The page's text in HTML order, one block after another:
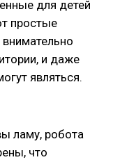
для детей
простые
и даже
являться.
ламу, робота
что